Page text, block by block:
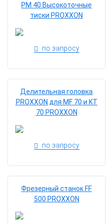
PM 40 Высокоточные
тиски PROXXON
по запросу
Делительная головка
PROXXON для MF 70 и KT
70 PROXXON
по запросу
Фрезерный станок FF
500 PROXXON